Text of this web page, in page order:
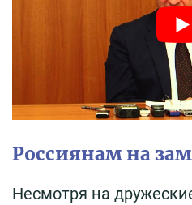
Россиянам на
Несмотря на